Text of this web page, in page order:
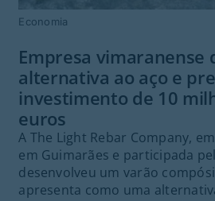
Economia
Empresa vimaranense
alternativa ao aço e
investimento de 10
euros
A The Light Rebar Company,
em Guimarães e participada
desenvolveu um varão
apresenta como uma